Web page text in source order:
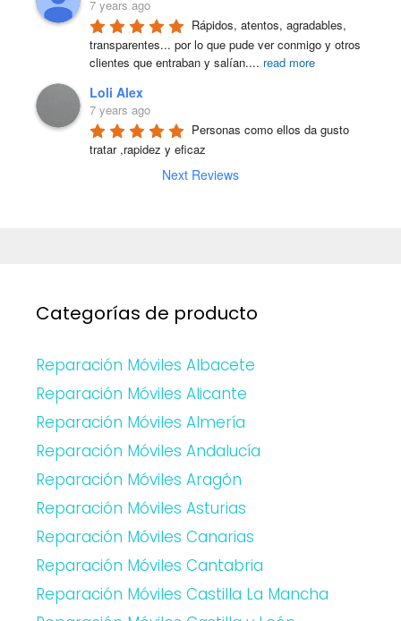
7 years ago
Rápidos, atentos, agradables,
transparentes... por lo que pude ver conmigo y otros
clientes que entraban y salían.... read more
Loli Alex
7 years ago
Personas como ellos da gusto
tratar ,rapidez y eficaz
Next Reviews
Categorías de producto
Reparación Móviles Albacete
Reparación Móviles Alicante
Reparación Móviles Almería
Reparación Móviles Andalucía
Reparación Móviles Aragón
Reparación Móviles Asturias
Reparación Móviles Canarias
Reparación Móviles Cantabria
Reparación Móviles Castilla La Mancha